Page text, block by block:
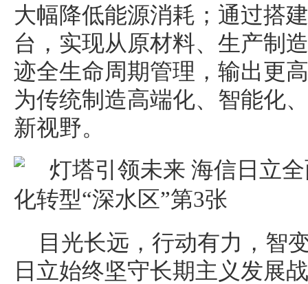
大幅降低能源消耗；通过搭
台，实现从原材料、生产制
迹全生命周期管理，输出更
为传统制造高端化、智能化
新视野。
目光长远，行动有力，智
日立始终坚守长期主义发展